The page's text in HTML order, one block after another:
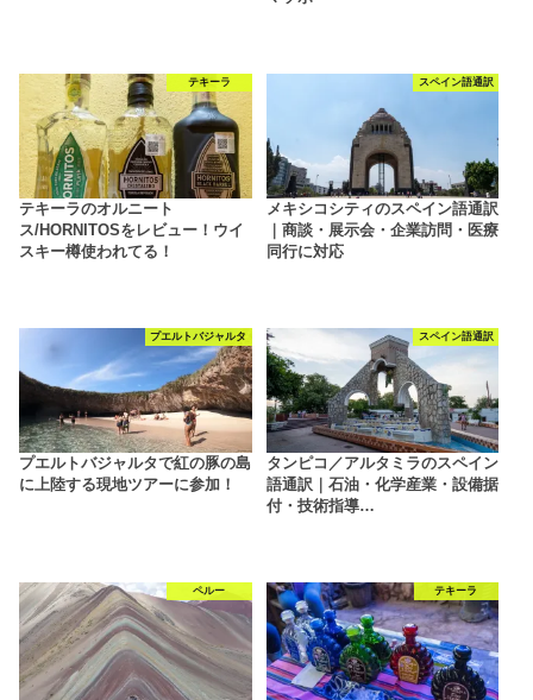
テキーラ
テキーラのオルニート
ス/HORNITOSをレビュー！ウイ
スキー樽使われてる！
スペイン語通訳
メキシコシティのスペイン語通訳
｜商談・展示会・企業訪問・医療
同行に対応
プエルトバジャルタ
プエルトバジャルタで紅の豚の島
に上陸する現地ツアーに参加！
スペイン語通訳
タンピコ／アルタミラのスペイン
語通訳｜石油・化学産業・設備据
付・技術指導…
ペルー テキーラ